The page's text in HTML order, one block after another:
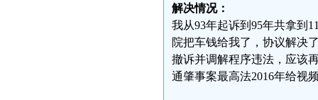
解决情况：
我从93年起诉到95年共拿到
院把车钱给我了，协议解决
撤诉并调解程序违法，应该
通肇事案最高法2016年给视